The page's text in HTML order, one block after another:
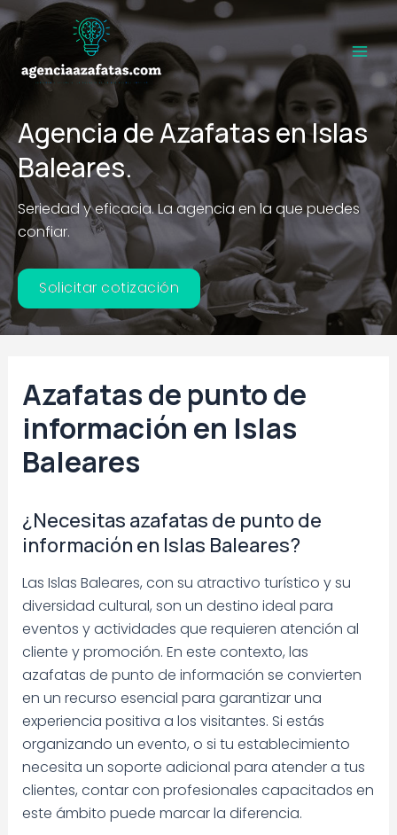
Ir
al
contenido
Main
Agencia de Azafatas en Islas
Baleares.
Seriedad y eficacia. La agencia en la que puedes
confiar.
Solicitar cotización
Azafatas de punto de
información en Islas
Baleares
¿Necesitas azafatas de punto de
información en Islas Baleares?
Las Islas Baleares, con su atractivo turístico y su
diversidad cultural, son un destino ideal para
eventos y actividades que requieren atención al
cliente y promoción. En este contexto, las
azafatas de punto de información se convierten
en un recurso esencial para garantizar una
experiencia positiva a los visitantes. Si estás
organizando un evento, o si tu establecimiento
necesita un soporte adicional para atender a tus
clientes, contar con profesionales capacitados en
este ámbito puede marcar la diferencia.